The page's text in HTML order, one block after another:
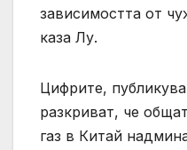
зависимостта от
каза Лу.
Цифрите,
разкриват, че
газ в Китай